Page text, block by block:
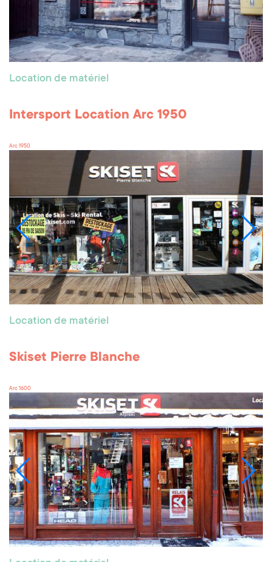
Location de matériel
Intersport Location Arc 1950
Arc 1950
Location de matériel
Skiset Pierre Blanche
Arc 1600